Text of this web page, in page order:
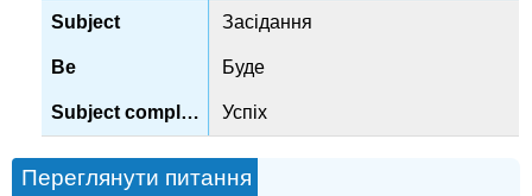
Засідання
Буде
Успіх
Переглянути питання